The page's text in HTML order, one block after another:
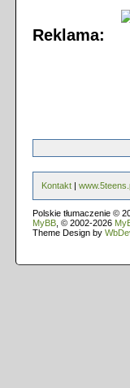
Reklama:
Kontakt |
Polskie tłumaczenie ©
MyBB , © 2002-2026
Theme Design by